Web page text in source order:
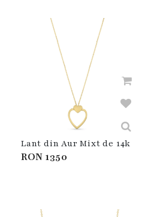
Lant din Aur Mixt de 14k
RON1350